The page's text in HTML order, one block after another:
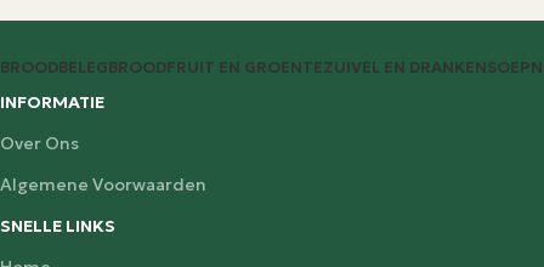
BROODBELEGBROODFRUIT EN GROENTEZUIVEL EN DRANKENSOEP
INFORMATIE
Over Ons
Algemene Voorwaarden
SNELLE LINKS